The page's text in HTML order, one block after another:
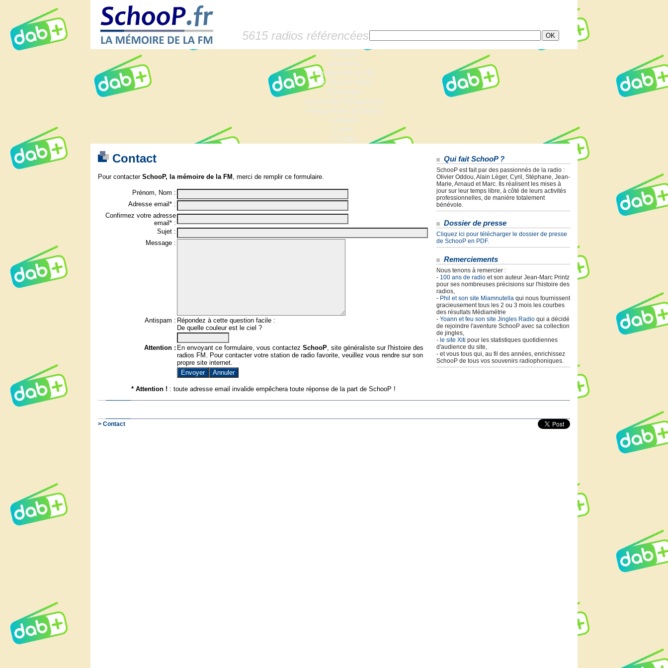
5615 radios référencées
Accueil
Dossiers
Histoire de la FM
Les fiches radio
Sondages
Anciennes fréquences
Fréquences actuelles
Lexique
Liens
Contact
Contact
Pour contacter SchooP, la mémoire de la FM , merci de remplir ce formulaire.
Prénom, Nom :
Adresse email* :
Confirmez votre adresse
email* :
Sujet :
Message :
Antispam : Répondez à cette question facile :
De quelle couleur est le ciel ?
Attention : En envoyant ce formulaire, vous contactez SchooP, site généraliste sur l'histoire des
radios FM. Pour contacter votre station de radio favorite, veuillez vous rendre sur son
propre site internet.
* Attention ! : toute adresse email invalide empêchera toute réponse de la part de SchooP !
Qui fait SchooP ?
SchooP est fait par des passionnés de la radio :
Olivier Oddou, Alain Léger, Cyril, Stéphane, Jean-
Marie, Arnaud et Marc. Ils réalisent les mises à
jour sur leur temps libre, à côté de leurs activités
professionnelles, de manière totalement
bénévole.
Dossier de presse
Cliquez ici pour télécharger le dossier de presse
de SchooP en PDF.
Remerciements
Nous tenons à remercier :
- 100 ans de radio et son auteur Jean-Marc Printz
pour ses nombreuses précisions sur l'histoire des
radios,
- Phil et son site Miamnutella qui nous fournissent
gracieusement tous les 2 ou 3 mois les courbes
des résultats Médiamétrie
- Yoann et feu son site Jingles Radio qui a décidé
de rejoindre l'aventure SchooP avec sa collection
de jingles,
- le site Xiti pour les statistiques quotidiennes
d'audience du site,
- et vous tous qui, au fil des années, enrichissez
SchooP de tous vos souvenirs radiophoniques.
> Contact